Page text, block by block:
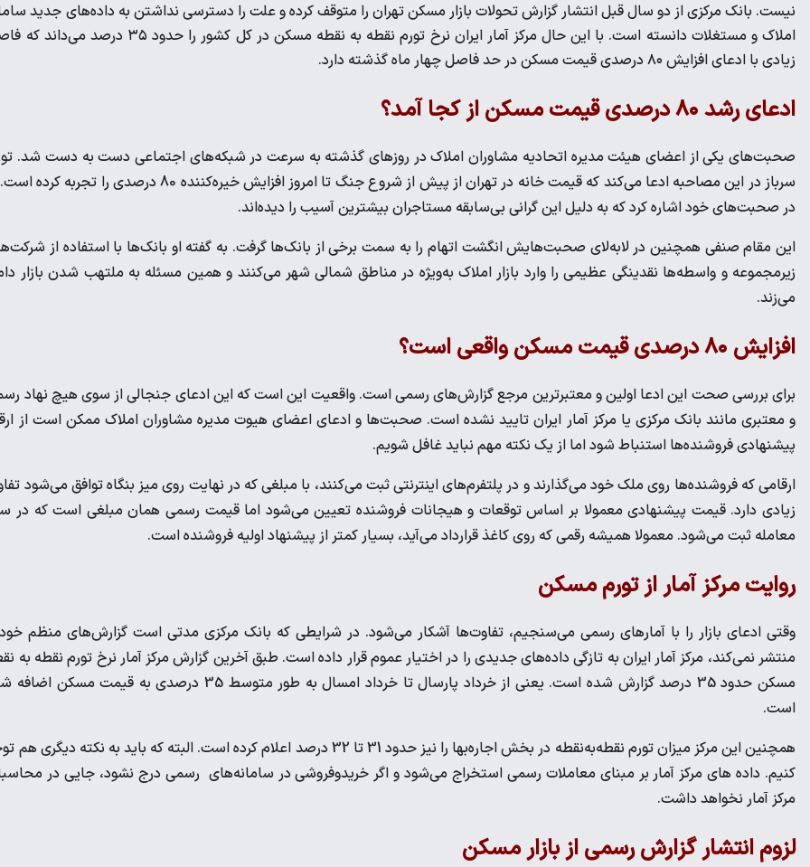
نیست. بانک مرکزی از دو سال قبل انتشار گزارش تحولات بازار مسکن تهران را متوقف کرده و علت را دسترسی نداشتن به داده‌های جدید
املاک و مستغلات دانسته است. با این حال مرکز آمار ایران نرخ تورم نقطه به نقطه مسکن در کل کشور را حدود ۳۵ درصد
زیادی با ادعای افزایش ۸۰ درصدی قیمت مسکن در حد فاصل چهار ماه گذشته دارد.
ادعای رشد ۸۰ درصدی قیمت مسکن از کجا آمد؟
صحبت‌های یکی از اعضای هیئت مدیره اتحادیه مشاوران املاک در روزهای گذشته به سرعت در شبکه‌های اجتماعی دست به دست شد.
سرباز در این مصاحبه ادعا می‌کند که قیمت خانه در تهران از پیش از شروع جنگ تا امروز افزایش خیره‌کننده 80 درصدی را
در صحبت‌های خود اشاره کرد که به دلیل این گرانی بی‌سابقه مستاجران بیشترین آسیب را دیده‌اند.
این مقام صنفی همچنین در لابه‌لای صحبت‌هایش انگشت اتهام را به سمت برخی از بانک‌ها گرفت. به گفته او بانک‌ها با استفاده از
زیرمجموعه و واسطه‌ها نقدینگی عظیمی را وارد بازار املاک به‌ویژه در مناطق شمالی شهر می‌کنند و همین مسئله به ملتهب شدن بازار
می‌زند.
افزایش ۸۰ درصدی قیمت مسکن واقعی است؟
برای بررسی صحت این ادعا اولین و معتبرترین مرجع گزارش‌های رسمی است. واقعیت این است که این ادعای جنجالی از سوی هیچ نهاد
و معتبری مانند بانک مرکزی یا مرکز آمار ایران تایید نشده است. صحبت‌ها و ادعای اعضای هیوت مدیره مشاوران املاک ممکن است از
پیشنهادی فروشنده‌ها استنباط شود اما از یک نکته مهم نباید غافل شویم.
ارقامی که فروشنده‌ها روی ملک خود می‌گذارند و در پلتفرم‌های اینترنتی ثبت می‌کنند، با مبلغی که در نهایت روی میز بنگاه توافق می‌شود
زیادی دارد. قیمت پیشنهادی معمولا بر اساس توقعات و هیجانات فروشنده تعیین می‌شود اما قیمت رسمی همان مبلغی است که در
معامله ثبت می‌شود. معمولا همیشه رقمی که روی کاغذ قرارداد می‌آید، بسیار کمتر از پیشنهاد اولیه فروشنده است.
روایت مرکز آمار از تورم مسکن
وقتی ادعای بازار را با آمارهای رسمی می‌سنجیم، تفاوت‌ها آشکار می‌شود. در شرایطی که بانک مرکزی مدتی است گزارش‌های منظم خود
منتشر نمی‌کند، مرکز آمار ایران به تازگی داده‌های جدیدی را در اختیار عموم قرار داده است. طبق آخرین گزارش مرکز آمار نرخ تورم نقطه به
مسکن حدود 35 درصد گزارش شده است. یعنی از خرداد پارسال تا خرداد امسال به طور متوسط 35 درصدی به قیمت مسکن
است.
همچنین این مرکز میزان تورم نقطه‌به‌نقطه در بخش اجاره‌بها را نیز حدود 31 تا 32 درصد اعلام کرده است. البته که باید به نکته دیگری
کنیم. داده های مرکز آمار بر مبنای معاملات رسمی استخراج می‌شود و اگر خریدوفروشی در سامانه‌های رسمی درج نشود،‌ جایی در
مرکز آمار نخواهد داشت.
لزوم انتشار گزارش رسمی از بازار مسکن